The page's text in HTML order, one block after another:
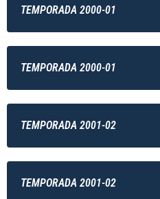
TEMPORADA 2000-01
TEMPORADA 2000-01
TEMPORADA 2001-02
TEMPORADA 2001-02